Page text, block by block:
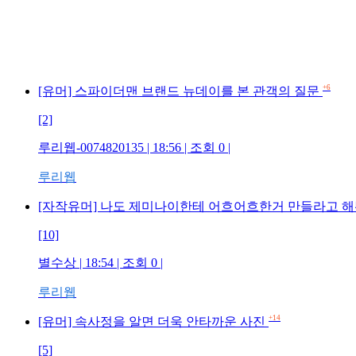
[유머] 스파이더맨 브랜드 뉴데이를 본 관객의 질문 +6
[2]
루리웹-0074820135 | 18:56 | 조회 0 |
루리웹
[자작유머] 나도 제미나이한테 어흐어흐한거 만들라고
[10]
별수상 | 18:54 | 조회 0 |
루리웹
[유머] 속사정을 알면 더욱 안타까운 사진 +14
[5]